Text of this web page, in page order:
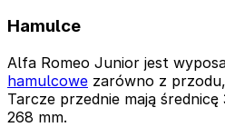
Hamulce
Alfa Romeo Junior jest
hamulcowe zarówno z
Tarcze przednie mają
268 mm.